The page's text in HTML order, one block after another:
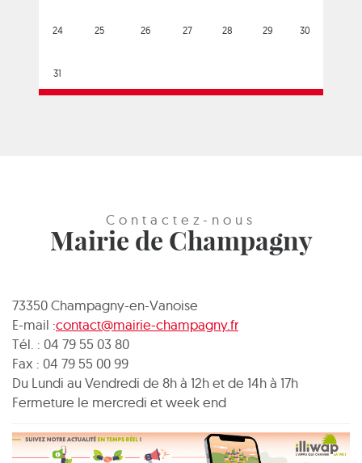
24 25 26 27 28 29 30
31
Contactez-nous
Mairie de Champagny
73350 Champagny-en-Vanoise
E-mail :contact@mairie-champagny.fr
Tél. : 04 79 55 03 80
Fax : 04 79 55 00 99
Du Lundi au Vendredi de 8h à 12h et de 14h à 17h
Fermeture le mercredi et week end